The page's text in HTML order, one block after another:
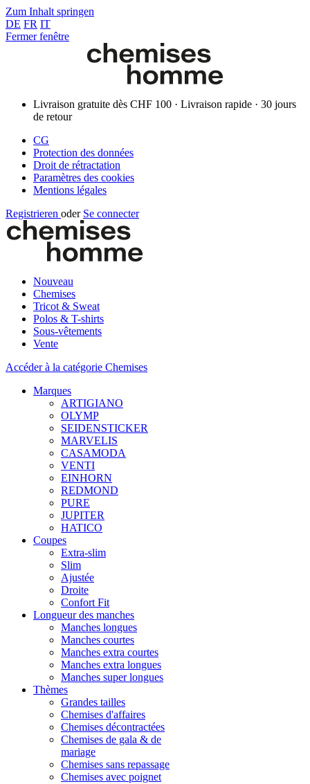
Zum Inhalt springen
DE FR IT
Fermer fenêtre
Livraison gratuite dès CHF 100 · Livraison rapide · 30 jours
de retour
CG
Protection des données
Droit de rétractation
Paramètres des cookies
Mentions légales
Registrieren oder Se connecter
Nouveau
Chemises
Tricot & Sweat
Polos & T-shirts
Sous-vêtements
Vente
Accéder à la catégorie Chemises
Marques
ARTIGIANO
OLYMP
SEIDENSTICKER
MARVELIS
CASAMODA
VENTI
EINHORN
REDMOND
PURE
JUPITER
HATICO
Coupes
Extra-slim
Slim
Ajustée
Droite
Confort Fit
Longueur des manches
Manches longues
Manches courtes
Manches extra courtes
Manches extra longues
Manches super longues
Thèmes
Grandes tailles
Chemises d'affaires
Chemises décontractées
Chemises de gala & de
mariage
Chemises sans repassage
Chemises avec poignet